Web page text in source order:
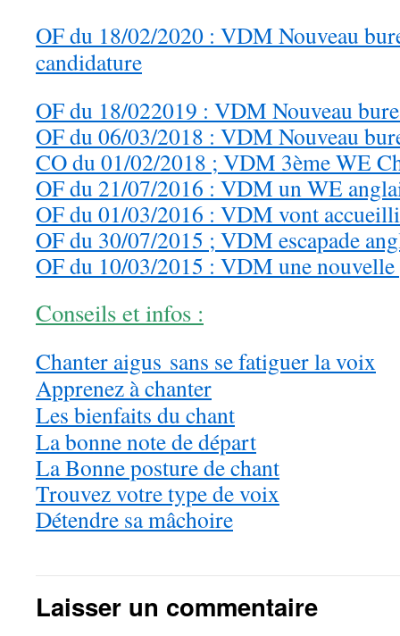
OF du 18/02/2020 : VDM Nouveau
candidature
OF du 18/022019 : VDM Nouveau
OF du 06/03/2018 : VDM Nouveau
CO du 01/02/2018 ; VDM 3ème WE
OF du 21/07/2016 : VDM un WE
OF du 01/03/2016 : VDM vont
OF du 30/07/2015 ; VDM escapade
OF du 10/03/2015 : VDM une nouvelle
Conseils et infos :
Chanter aigus sans se fatiguer la voix
Apprenez à chanter
Les bienfaits du chant
La bonne note de départ
La Bonne posture de chant
Trouvez votre type de voix
Détendre sa mâchoire
Laisser un commentaire